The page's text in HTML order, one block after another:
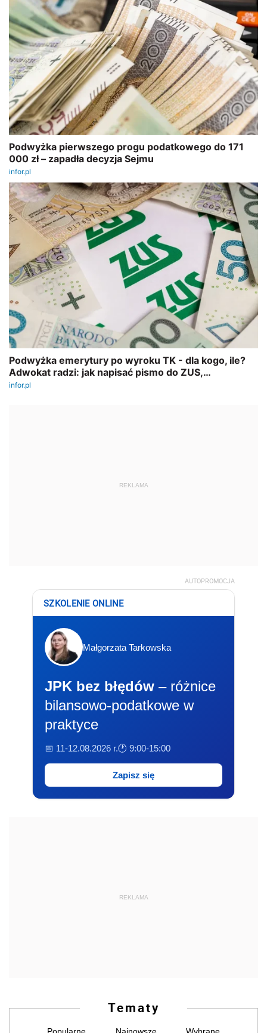
REKLAMA
AUTOPROMOCJA
SZKOLENIE ONLINE
Małgorzata Tarkowska
JPK bez błędów – różnice
bilansowo-podatkowe w
praktyce
📅 11-12.08.2026 r.🕐 9:00-15:00
Zapisz się
REKLAMA
Tematy